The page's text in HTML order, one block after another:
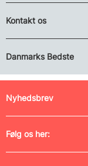
Kontakt os
Danmarks Bedste
Nyhedsbrev
Følg os her: